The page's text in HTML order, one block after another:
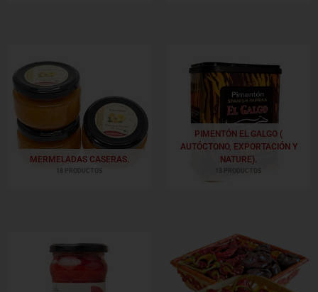
MERMELADAS CASERAS.
18 PRODUCTOS
PIMENTÓN EL GALGO (
AUTÓCTONO, EXPORTACIÓN Y
NATURE).
13 PRODUCTOS